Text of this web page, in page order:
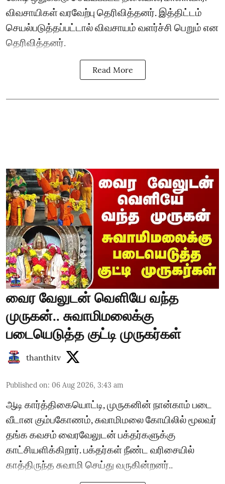
விவசாயிகள் வரவேற்பு தெரிவித்தனர். இத்திட்டம்
செயல்படுத்தப்பட்டால் விவசாயம் வளர்ச்சி பெறும் என
தெரிவித்தனர்.
Read More
வைர வேலுடன் வெளியே வந்த
முருகன்.. சுவாமிமலைக்கு
படையெடுத்த குட்டி முருகர்கள்
thanthitv
Published on: 06 Aug 2026, 3:43 am
ஆடி கார்த்திகையொட்டி, முருகனின் நான்காம் படை
வீடான கும்பகோணம், சுவாமிமலை கோயிலில் மூலவர்
தங்க கவசம் வைரவேலுடன் பக்தர்களுக்கு
காட்சியளிக்கிறார். பக்தர்கள் நீண்ட வரிசையில்
காத்திருந்த சுவாமி செய்து வருகின்றனர்..